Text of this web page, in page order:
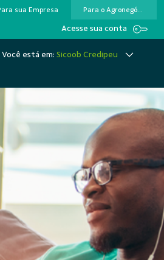
sua Empresa Para o Agronegócio
Acesse sua conta
Você está em: Sicoob Credipeu